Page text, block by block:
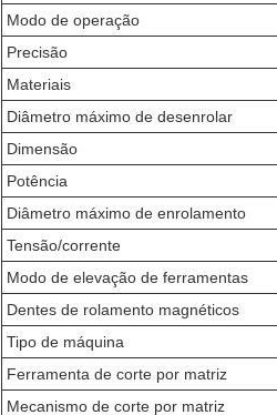
Modo de operação
Precisão
Materiais
Diâmetro máximo de desenrolar
Dimensão
Potência
Diâmetro máximo de enrolamento
Tensão/corrente
Modo de elevação de ferramentas
Dentes de rolamento magnéticos
Tipo de máquina
Ferramenta de corte por matriz
Mecanismo de corte por matriz